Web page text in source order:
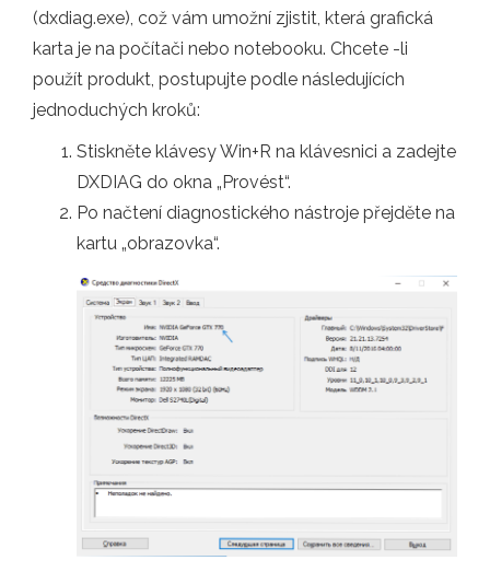
(dxdiag.exe), což vám umožní zjistit, která grafická
karta je na počítači nebo notebooku. Chcete -li
použít produkt, postupujte podle následujících
jednoduchých kroků:
Stiskněte klávesy Win+R na klávesnici a zadejte
DXDIAG do okna „Provést“.
Po načtení diagnostického nástroje přejděte na
kartu „obrazovka“.